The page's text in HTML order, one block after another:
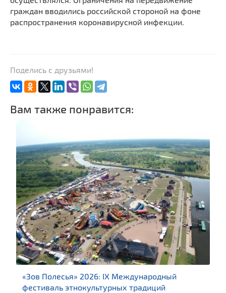
граждан вводились российской стороной на фоне
распространения коронавирусной инфекции.
Поделись с друзьями!
Вам также понравится:
«Зов Полесья» 2026: IX Международный
фестиваль этнокультурных традиций